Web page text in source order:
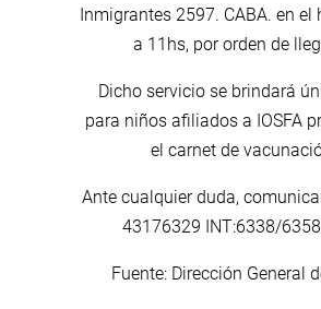
Inmigrantes 2597. CABA. en el
a 11hs, por orden de
Dicho servicio se brindará
para niños afiliados a IOSFA
el carnet de
Ante cualquier duda,
43176329 INT:6338/
Fuente: Dirección General